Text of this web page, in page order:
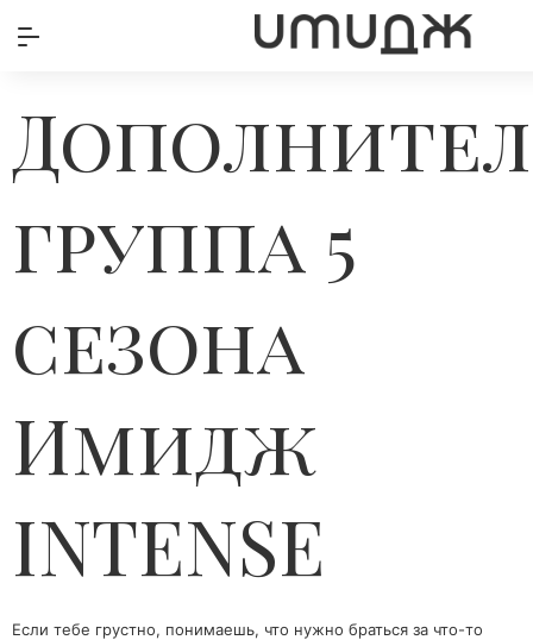
группа 5
сезона
Имидж
INTENSE
Если тебе грустно, понимаешь, что нужно браться за что-то